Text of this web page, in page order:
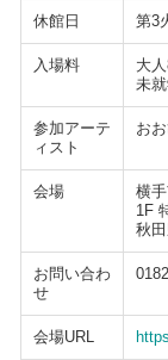
休館日 第3
入場料
大
未
参加アーテ
ィスト
お
会場
横
1F
秋
お問い合わ
せ
会場URL